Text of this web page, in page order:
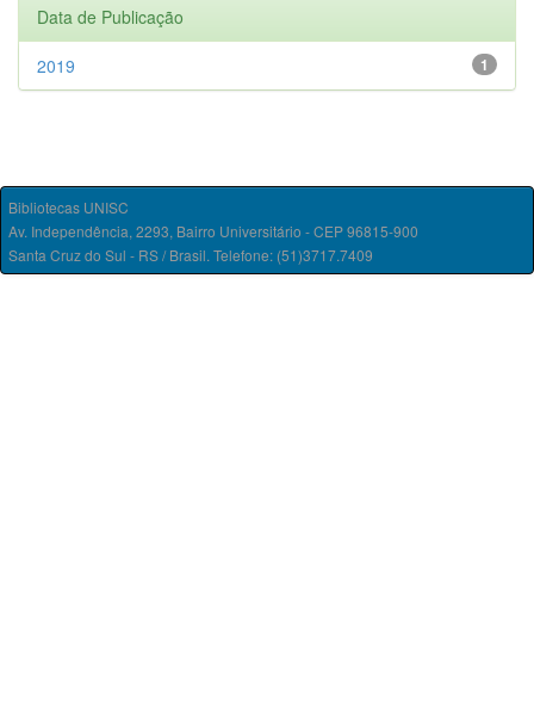
Data de Publicação
1
2019
Bibliotecas UNISC
Av. Independência, 2293, Bairro Universitário - CEP 96815-900
Santa Cruz do Sul - RS / Brasil. Telefone: (51)3717.7409